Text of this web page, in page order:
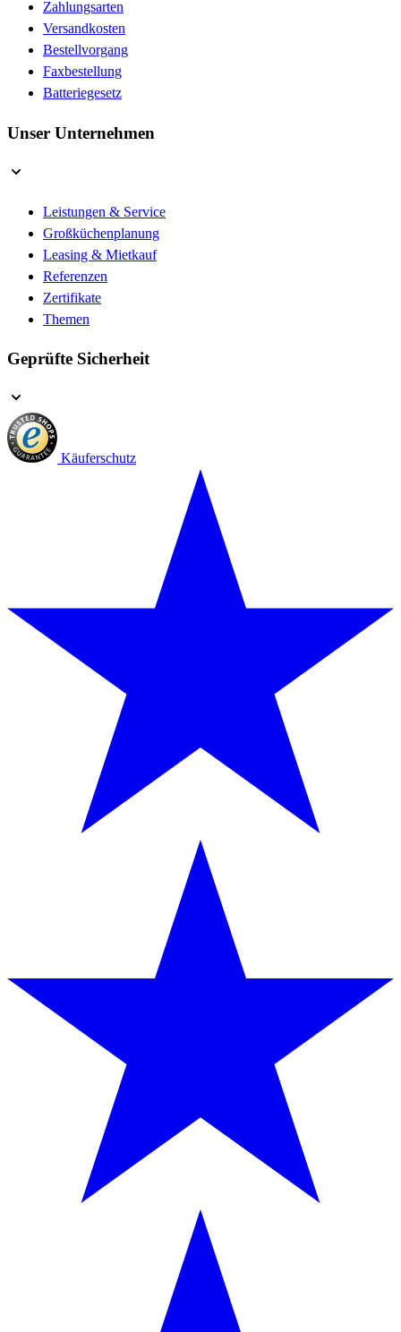
Zahlungsarten
Versandkosten
Bestellvorgang
Faxbestellung
Batteriegesetz
Unser Unternehmen
Leistungen & Service
Großküchenplanung
Leasing & Mietkauf
Referenzen
Zertifikate
Themen
Geprüfte Sicherheit
Käuferschutz